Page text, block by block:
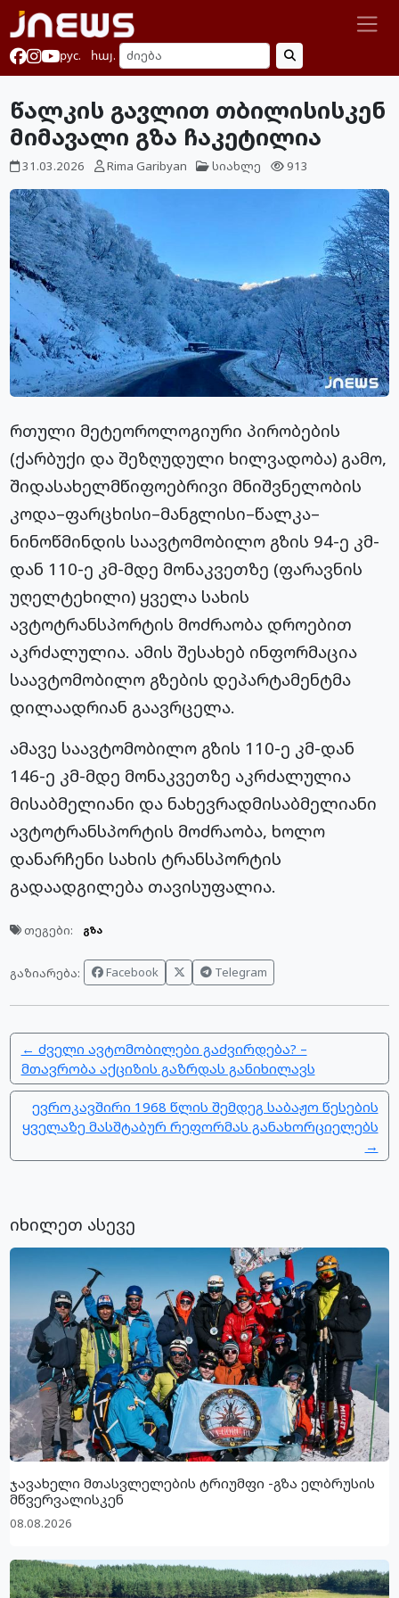
рус. հայ.
წალკის გავლით თბილისისკენ
მიმავალი გზა ჩაკეტილია
31.03.2026 Rima Garibyan სიახლე 913
რთული მეტეოროლოგიური პირობების
(ქარბუქი და შეზღუდული ხილვადობა) გამო,
შიდასახელმწიფოებრივი მნიშვნელობის
კოდა–ფარცხისი–მანგლისი–წალკა–
ნინოწმინდის საავტომობილო გზის 94-ე კმ-
დან 110-ე კმ-მდე მონაკვეთზე (ფარავნის
უღელტეხილი) ყველა სახის
ავტოტრანსპორტის მოძრაობა დროებით
აკრძალულია. ამის შესახებ ინფორმაცია
საავტომობილო გზების დეპარტამენტმა
დილაადრიან გაავრცელა.
ამავე საავტომობილო გზის 110-ე კმ-დან
146-ე კმ-მდე მონაკვეთზე აკრძალულია
მისაბმელიანი და ნახევრადმისაბმელიანი
ავტოტრანსპორტის მოძრაობა, ხოლო
დანარჩენი სახის ტრანსპორტის
გადაადგილება თავისუფალია.
თეგები: გზა
გაზიარება: Facebook Telegram
← ძველი ავტომობილები გაძვირდება? –
მთავრობა აქციზის გაზრდას განიხილავს
ევროკავშირი 1968 წლის შემდეგ საბაჟო წესების
ყველაზე მასშტაბურ რეფორმას განახორციელებს
→
იხილეთ ასევე
ჯავახელი მთასვლელების ტრიუმფი -გზა ელბრუსის
მწვერვალისკენ
08.08.2026